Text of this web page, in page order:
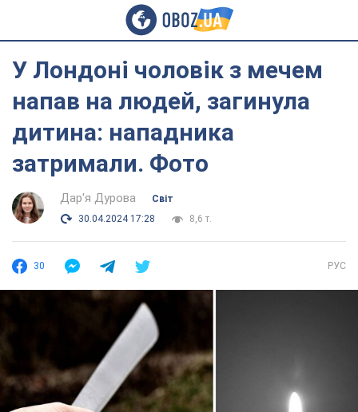
У Лондоні чоловік з мечем
напав на людей, загинула
дитина: нападника
затримали. Фото
Дар'я Дурова
Світ
30.04.2024 17:28
8,6 т.
30 РУС